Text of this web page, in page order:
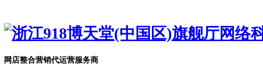
网店整合营销代运营服务商